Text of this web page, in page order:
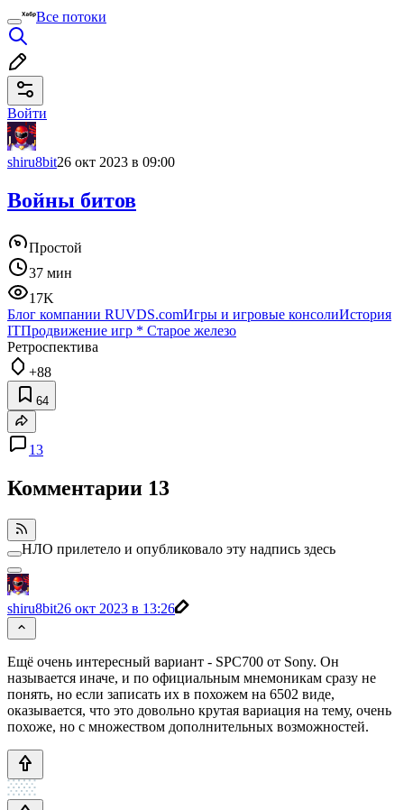
Все потоки
Войти
shiru8bit26 окт 2023 в 09:00
Войны битов
Простой
37 мин
17K
Блог компании RUVDS.comИгры и игровые консолиИстория
ITПродвижение игр * Старое железо
Ретроспектива
+88
64
13
Комментарии 13
НЛО прилетело и опубликовало эту надпись здесь
shiru8bit26 окт 2023 в 13:26
Ещё очень интересный вариант - SPC700 от Sony. Он
называется иначе, и по официальным мнемоникам сразу не
понять, но если записать их в похожем на 6502 виде,
оказывается, что это довольно крутая вариация на тему, очень
похоже, но с множеством дополнительных возможностей.